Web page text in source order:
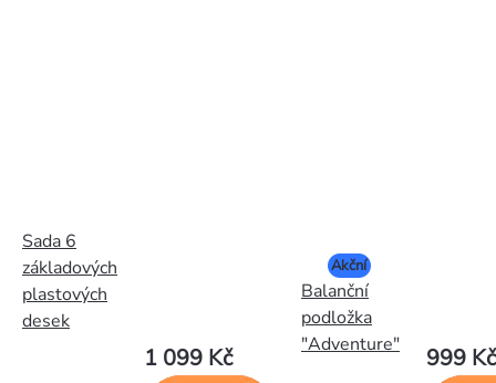
Sada 6
základových
plastových
desek
1 099 Kč
Akční
Balanční
podložka
"Adventure"
999 Kč